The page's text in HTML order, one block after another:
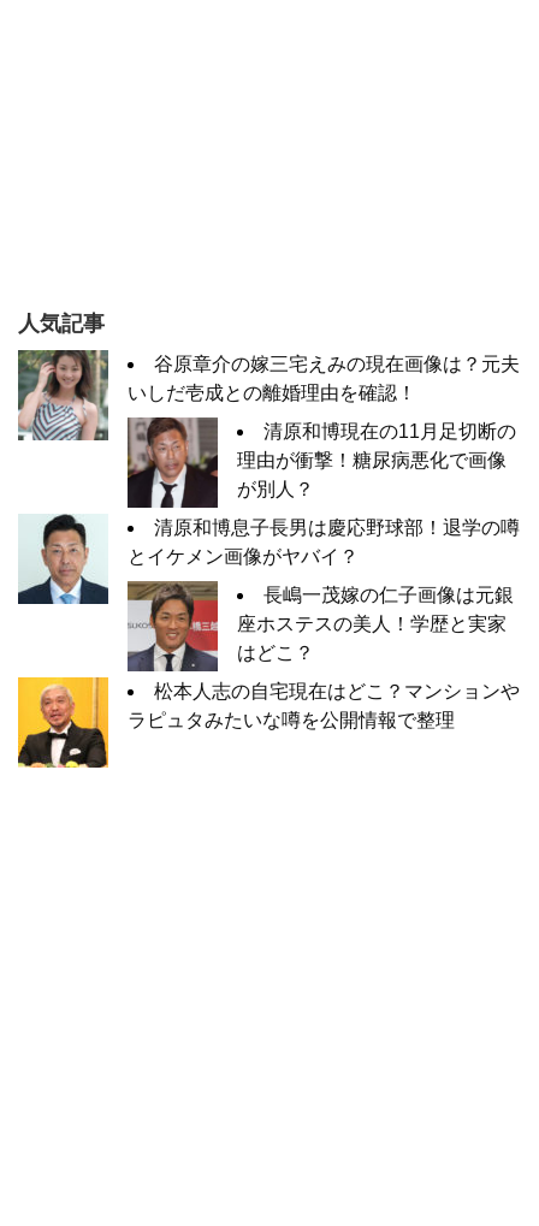
人気記事
谷原章介の嫁三宅えみの現在画像は？元夫
いしだ壱成との離婚理由を確認！
清原和博現在の11月足切断の
理由が衝撃！糖尿病悪化で画像
が別人？
清原和博息子長男は慶応野球部！退学の噂
とイケメン画像がヤバイ？
長嶋一茂嫁の仁子画像は元銀
座ホステスの美人！学歴と実家
はどこ？
松本人志の自宅現在はどこ？マンションや
ラピュタみたいな噂を公開情報で整理